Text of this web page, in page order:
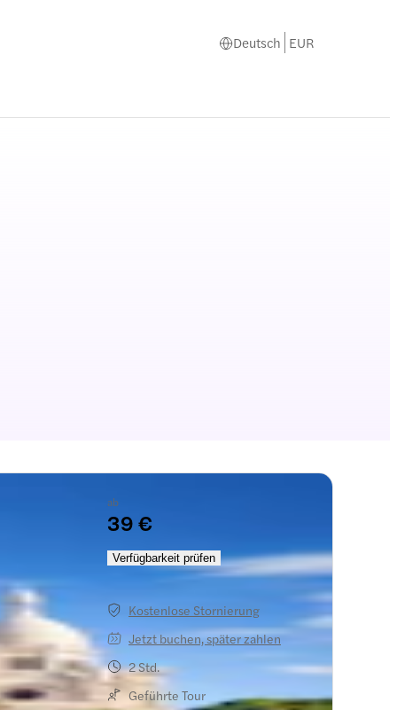
Deutsch EUR
ab
39 €
Verfügbarkeit prüfen
Kostenlose Stornierung
Jetzt buchen, später zahlen
2 Std.
Geführte Tour